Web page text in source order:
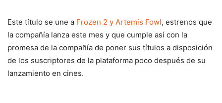
Este título se une a Frozen 2 y Artemis Fowl, estrenos que
la compañía lanza este mes y que cumple así con la
promesa de la compañía de poner sus títulos a disposición
de los suscriptores de la plataforma poco después de su
lanzamiento en cines.